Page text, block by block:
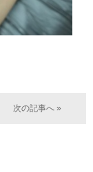
次の記事へ »